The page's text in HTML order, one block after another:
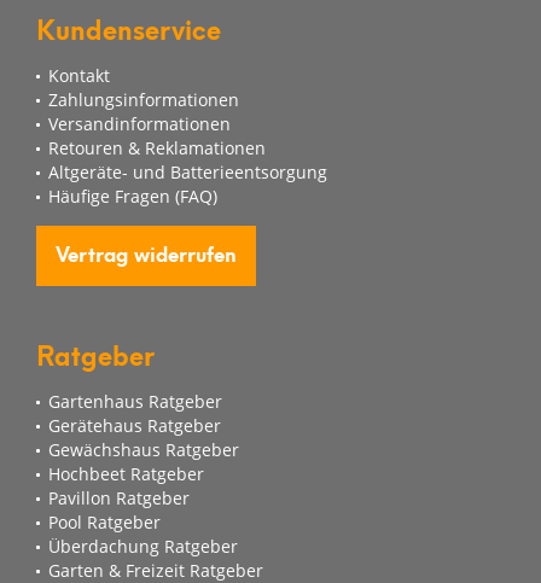
Kundenservice
Kontakt
Zahlungsinformationen
Versandinformationen
Retouren & Reklamationen
Altgeräte- und Batterieentsorgung
Häufige Fragen (FAQ)
Vertrag widerrufen
Ratgeber
Gartenhaus Ratgeber
Gerätehaus Ratgeber
Gewächshaus Ratgeber
Hochbeet Ratgeber
Pavillon Ratgeber
Pool Ratgeber
Überdachung Ratgeber
Garten & Freizeit Ratgeber